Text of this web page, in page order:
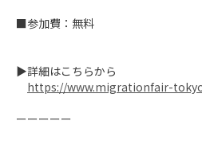
■参加費：無料
▶詳細はこちらから
https://www.migrationfair-
ーーーーー